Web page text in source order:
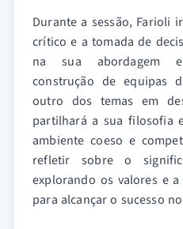
Durante a sessão, Farioli
crítico e a tomada de
na sua abordagem
construção de equipas
outro dos temas em
partilhará a sua filosofia
ambiente coeso e
refletir sobre o
explorando os valores e
para alcançar o sucesso